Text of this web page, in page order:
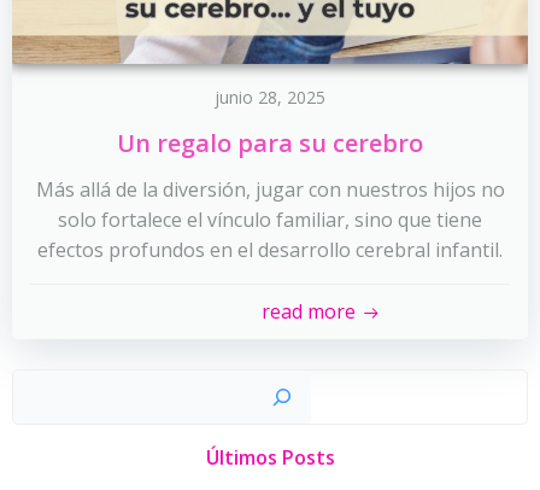
junio 28, 2025
Un regalo para su cerebro
Más allá de la diversión, jugar con nuestros hijos no
solo fortalece el vínculo familiar, sino que tiene
efectos profundos en el desarrollo cerebral infantil.
read more
Últimos Posts